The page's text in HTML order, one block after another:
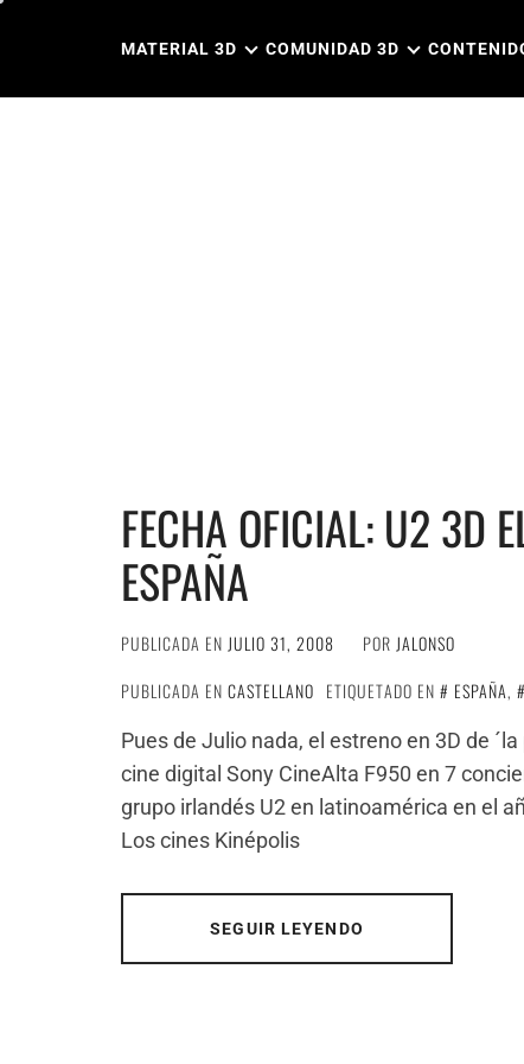
MATERIAL 3D COMUNIDAD 3D
FECHA OFICIAL: U2 3D
ESPAÑA
PUBLICADA EN JULIO 31, 2008 POR JALONSO
PUBLICADA EN CASTELLANO ETIQUETADO EN ESPAÑA,
Pues de Julio nada, el estreno en 3D de
cine digital Sony CineAlta F950 en 7
grupo irlandés U2 en latinoamérica en el
Los cines Kinépolis
SEGUIR LEYENDO